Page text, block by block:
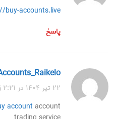
buy-accounts.live
پاسخ
accounts_Raikelo
۲۲ تیر ۱۴۰۴ در ۲:۲۱ ق.ظ
account account